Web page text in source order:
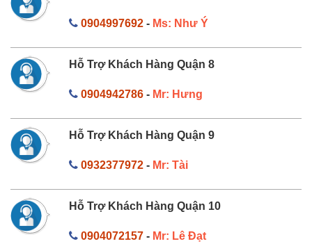
0904997692- Ms: Như Ý
Hỗ Trợ Khách Hàng Quận 8
0904942786- Mr: Hưng
Hỗ Trợ Khách Hàng Quận 9
0932377972- Mr: Tài
Hỗ Trợ Khách Hàng Quận 10
0904072157- Mr: Lê Đạt